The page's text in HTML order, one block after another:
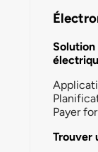
Payer
Trouver